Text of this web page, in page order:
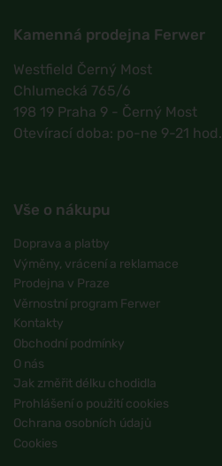
Kamenná prodejna Ferwer
Westfield Černý Most
Chlumecká 765/6
198 19 Praha 9 - Černý Most
Otevírací doba: po-ne 9-21 hod.
Vše o nákupu
Doprava a platby
Výměny, vrácení a reklamace
Prodejna v Praze
Věrnostní program Ferwer
Kontakty
Obchodní podmínky
O nás
Jak změřit délku chodidla
Prohlášení o použití cookies
Ochrana osobních údajů
Cookies